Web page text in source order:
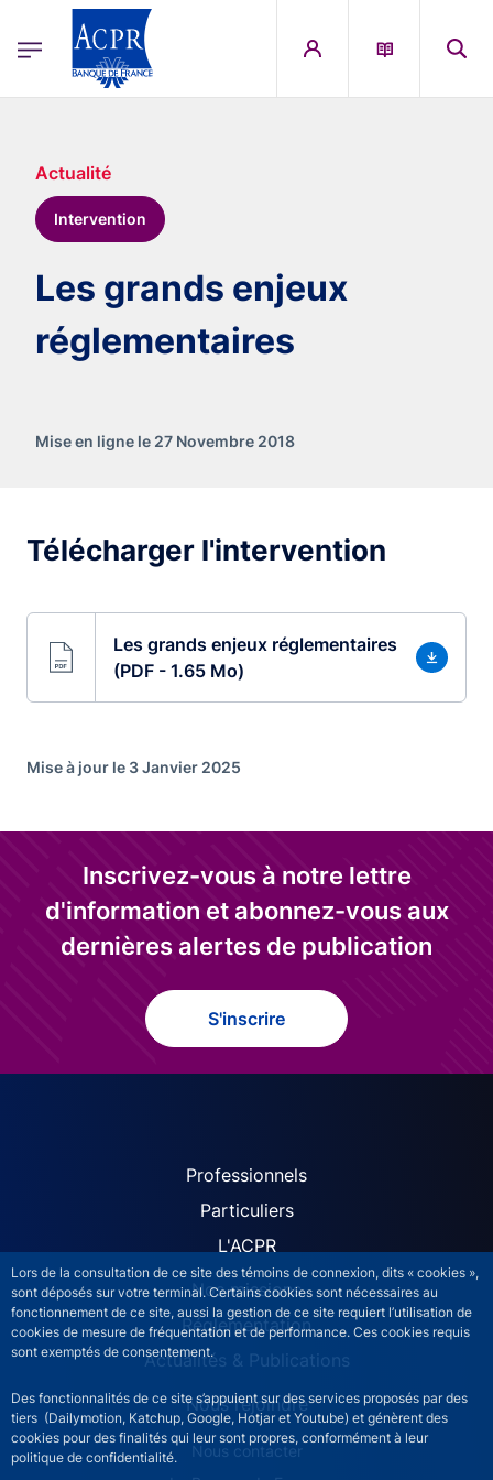
Lors de la consultation de ce site des témoins de connexion, dits « cookies »,
sont déposés sur votre terminal. Certains cookies sont nécessaires au
fonctionnement de ce site, aussi la gestion de ce site requiert l’utilisation de
cookies de mesure de fréquentation et de performance. Ces cookies requis
sont exemptés de consentement.
Des fonctionnalités de ce site s’appuient sur des services proposés par des
tiers (Dailymotion, Katchup, Google, Hotjar et Youtube) et génèrent des
cookies pour des finalités qui leur sont propres, conformément à leur
politique de confidentialité.
ACPR Menu Principal (French)
Actualité
Intervention
Les grands enjeux
réglementaires
Mise en ligne le 27 Novembre 2018
Télécharger l'intervention
Les grands enjeux réglementaires
(PDF - 1.65 Mo)
Mise à jour le 3 Janvier 2025
Inscrivez-vous à notre lettre
d'information et abonnez-vous aux
dernières alertes de publication
S'inscrire
ACPR site navigation
Professionnels
Particuliers
L'ACPR
Nos missions
Réglementation
Actualités & Publications
Nous rejoindre
ACPR footer secondary menu (French)
Nous contacter